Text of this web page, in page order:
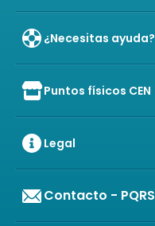
¿Necesitas ayuda?
Icon of store
Puntos físicos CEN
Legal
Contacto - PQRS